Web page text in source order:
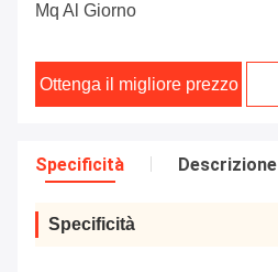
Mq Al Giorno
Ottenga il migliore prezzo
Specificità Descrizione
Specificità